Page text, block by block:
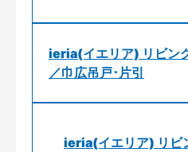
ieria(イエリア) リビン
／巾広吊戸･片引
ieria(イエリア) リビ